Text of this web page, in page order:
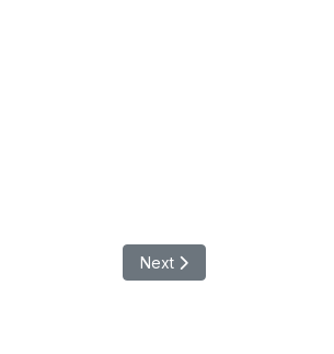
Next article: 【表演】音樂
Next